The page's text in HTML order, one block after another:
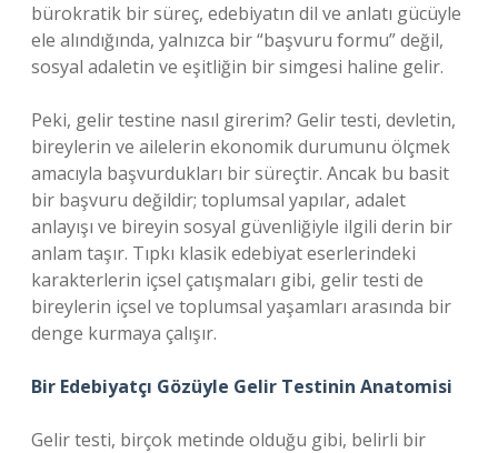
bürokratik bir süreç, edebiyatın dil ve anlatı gücüyle
ele alındığında, yalnızca bir “başvuru formu” değil,
sosyal adaletin ve eşitliğin bir simgesi haline gelir.
Peki, gelir testine nasıl girerim? Gelir testi, devletin,
bireylerin ve ailelerin ekonomik durumunu ölçmek
amacıyla başvurdukları bir süreçtir. Ancak bu basit
bir başvuru değildir; toplumsal yapılar, adalet
anlayışı ve bireyin sosyal güvenliğiyle ilgili derin bir
anlam taşır. Tıpkı klasik edebiyat eserlerindeki
karakterlerin içsel çatışmaları gibi, gelir testi de
bireylerin içsel ve toplumsal yaşamları arasında bir
denge kurmaya çalışır.
Bir Edebiyatçı Gözüyle Gelir Testinin Anatomisi
Gelir testi, birçok metinde olduğu gibi, belirli bir